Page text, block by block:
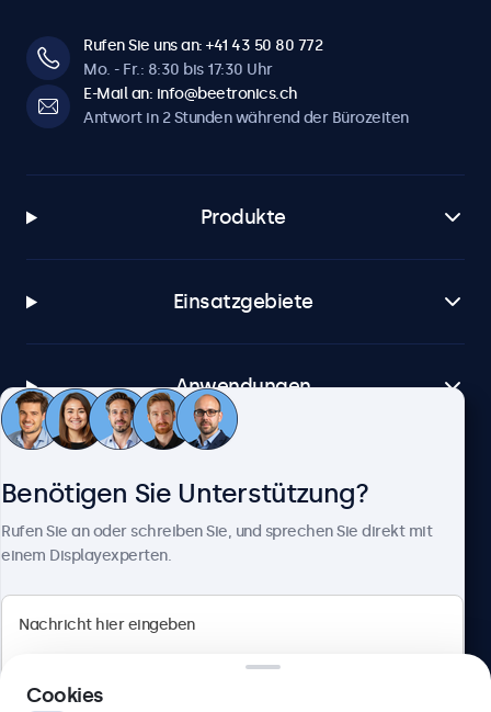
Rufen Sie uns an: +41 43 50 80 772
Mo. - Fr.: 8:30 bis 17:30 Uhr
E-Mail an: info@beetronics.ch
Antwort in 2 Stunden während der Bürozeiten
Produkte
Einsatzgebiete
Anwendungen
Über Beetronics
Benötigen Sie Unterstützung?
Rufen Sie an oder schreiben Sie, und sprechen Sie direkt mit
einem Displayexperten.
Cookies